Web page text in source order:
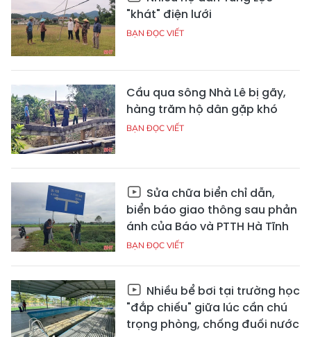
"khát" điện lưới
BẠN ĐỌC VIẾT
Cầu qua sông Nhà Lê bị gãy,
hàng trăm hộ dân gặp khó
BẠN ĐỌC VIẾT
Sửa chữa biển chỉ dẫn,
biển báo giao thông sau phản
ánh của Báo và PTTH Hà Tĩnh
BẠN ĐỌC VIẾT
Nhiều bể bơi tại trường học
"đắp chiếu" giữa lúc cần chú
trọng phòng, chống đuối nước